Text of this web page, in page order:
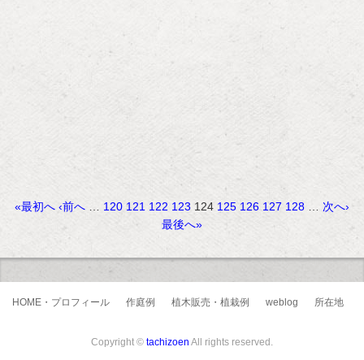
«最初へ ‹前へ 120 121 122 123 124 125 126 127 128
次へ›
最後へ»
HOME・プロフィール 作庭例 植木販売・植栽例 weblog 所在地
Copyright © tachizoen All rights reserved.